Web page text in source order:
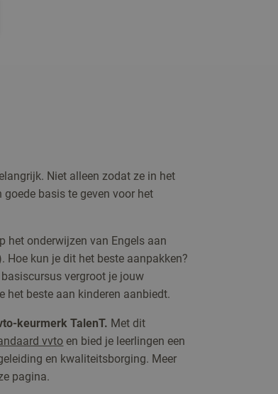
Niet alleen zodat ze in het
basis te geven voor het
het onderwijzen van Engels aan
Hoe kun je dit het beste aanpakken?
vergroot je jouw
het beste aan kinderen aanbiedt.
keurmerk TalenT. Met dit
vvto en bied je leerlingen een
en kwaliteitsborging. Meer
pagina.